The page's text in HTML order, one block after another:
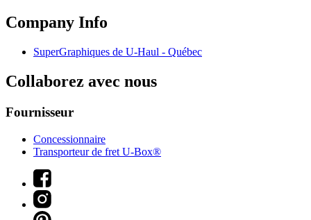
Company Info
SuperGraphiques de U-Haul - Québec
Collaborez avec nous
Fournisseur
Concessionnaire
Transporteur de fret U-Box®